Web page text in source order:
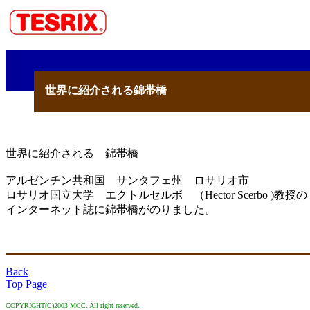
世界に紹介される錦帯橋
世界に紹介される 錦帯橋
アルゼンチン共和国 サンタフェ州 ロサリオ市
ロサリオ国立大学 エクトルセルボ （Hector Scerbo )教授
インターネット誌に錦帯橋がのりました。
Back
Top Page
COPYRIGHT(C)2003 MCC. All right reserved.